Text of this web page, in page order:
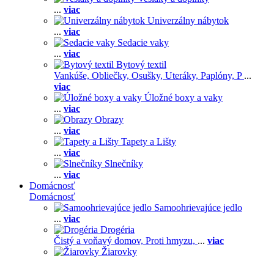
... viac
Univerzálny nábytok
... viac
Sedacie vaky
... viac
Bytový textil
Vankúše, Obliečky, Osušky, Uteráky, Paplóny, P ...
viac
Úložné boxy a vaky
... viac
Obrazy
... viac
Tapety a Lišty
... viac
Slnečníky
... viac
Domácnosť
Domácnosť
Samoohrievajúce jedlo
... viac
Drogéria
Čistý a voňavý domov, Proti hmyzu, ... viac
Žiarovky